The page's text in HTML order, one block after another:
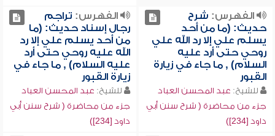
الفهرس: شرح
حديث: (ما من أحد
يسلم علي إلا رد الله علي
روحي حتى أرد عليه
السلام) , ما جاء في زيارة
القبور
للشيخ: عبد المحسن العباد
جزء من محاضرة ( شرح سنن أبي
داود [234])
الفهرس: تراجم
رجال إسناد حديث: (ما
من أحد يسلم علي إلا رد
الله عليه روحي حتى أرد
عليه السلام) , ما جاء في
زيارة القبور
للشيخ: عبد المحسن العباد
جزء من محاضرة ( شرح سنن أبي
داود [234])